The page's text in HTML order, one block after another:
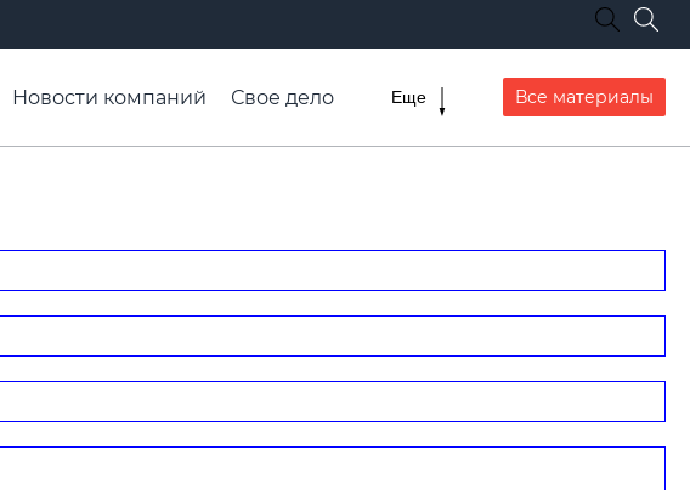
Новости компаний
Свое дело
Еще Все материалы